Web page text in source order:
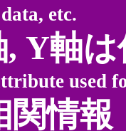
etc.
, Y軸
used
関情報